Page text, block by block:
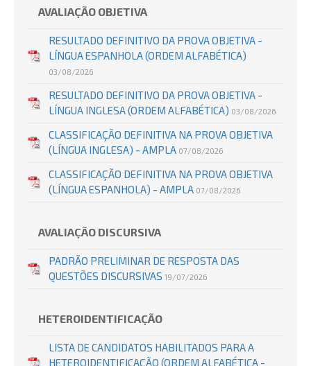
AVALIAÇÃO OBJETIVA
RESULTADO DEFINITIVO DA PROVA OBJETIVA -
LÍNGUA ESPANHOLA (ORDEM ALFABÉTICA)
03/08/2026
RESULTADO DEFINITIVO DA PROVA OBJETIVA -
LÍNGUA INGLESA (ORDEM ALFABÉTICA) 03/08/2026
CLASSIFICAÇÃO DEFINITIVA NA PROVA OBJETIVA
(LÍNGUA INGLESA) - AMPLA 07/08/2026
CLASSIFICAÇÃO DEFINITIVA NA PROVA OBJETIVA
(LÍNGUA ESPANHOLA) - AMPLA 07/08/2026
AVALIAÇÃO DISCURSIVA
PADRÃO PRELIMINAR DE RESPOSTA DAS
QUESTÕES DISCURSIVAS 19/07/2026
HETEROIDENTIFICAÇÃO
LISTA DE CANDIDATOS HABILITADOS PARA A
HETEROIDENTIFICAÇÃO (ORDEM ALFABÉTICA -